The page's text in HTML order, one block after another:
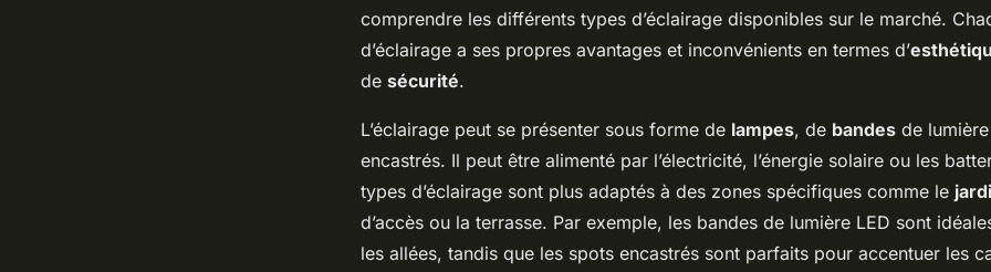
comprendre les différents types d’éclairage disponibles sur le marché.
d’éclairage a ses propres avantages et inconvénients en termes d’
de sécurité.
L’éclairage peut se présenter sous forme de lampes, de bandes de
encastrés. Il peut être alimenté par l’électricité, l’énergie solaire ou les
types d’éclairage sont plus adaptés à des zones spécifiques comme le
d’accès ou la terrasse. Par exemple, les bandes de lumière LED sont
les allées, tandis que les spots encastrés sont parfaits pour accentuer les